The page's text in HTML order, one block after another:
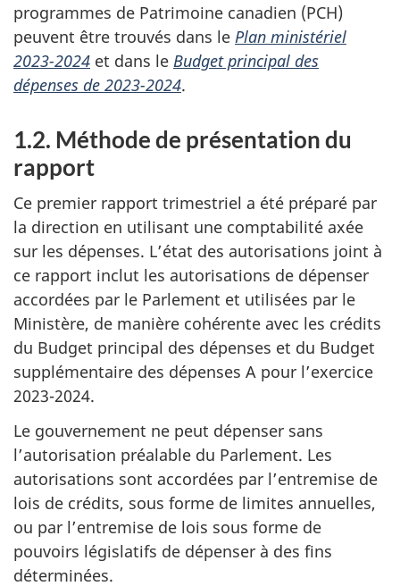
programmes de Patrimoine canadien (PCH)
peuvent être trouvés dans le Plan ministériel
2023-2024 et dans le Budget principal des
dépenses de 2023-2024.
1.2. Méthode de présentation du
rapport
Ce premier rapport trimestriel a été préparé par
la direction en utilisant une comptabilité axée
sur les dépenses. L’état des autorisations joint à
ce rapport inclut les autorisations de dépenser
accordées par le Parlement et utilisées par le
Ministère, de manière cohérente avec les crédits
du Budget principal des dépenses et du Budget
supplémentaire des dépenses A pour l’exercice
2023-2024.
Le gouvernement ne peut dépenser sans
l’autorisation préalable du Parlement. Les
autorisations sont accordées par l’entremise de
lois de crédits, sous forme de limites annuelles,
ou par l’entremise de lois sous forme de
pouvoirs législatifs de dépenser à des fins
déterminées.